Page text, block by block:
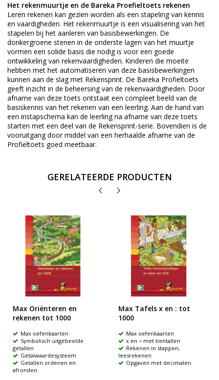
Het rekenmuurtje en de Bareka Proefieltoets rekenen
Leren rekenen kan gezien worden als een stapeling van kennis
en vaardigheden. Het rekenmuurtje is een visualisering van het
stapelen bij het aanleren van basisbewerkingen. De
donkergroene stenen in de onderste lagen van het muurtje
vormen een solide basis die nodig is voor een goede
ontwikkeling van rekenvaardigheden. Kinderen die moeite
hebben met het automatiseren van deze basisbewerkingen
kunnen aan de slag met Rekensprint. De Bareka Profieltoets
geeft inzicht in de beheersing van de rekenvaardigheden. Door
afname van deze toets ontstaat een compleet beeld van de
basiskennis van het rekenen van een leerling. Aan de hand van
een instapschema kan de leerling na afname van deze toets
starten met een deel van de Rekensprint-serie. Bovendien is de
vooruitgang door middel van een herhaalde afname van de
Profieltoets goed meetbaar.
GERELATEERDE PRODUCTEN
Max Oriënteren en
rekenen tot 1000
Max oefenkaarten
Symbolisch uitgebeelde
getallen
Getalwaardesysteem
Getallen ordenen en
afronden
Max Tafels x en : tot
1000
Max oefenkaarten
x en ÷ met tientallen
Rekenen in stappen,
leesrekenen
Opgaven met decimalen